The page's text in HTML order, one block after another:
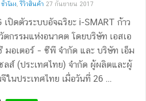
วโมง,รีวิวสินค้า 27 กันยายน 2017
เปิดตัวระบบอัจฉริยะ i-SMART ก้าว
ตกรรมแห่งอนาคต โดยบริษัท เอสเอ
มอเตอร์ – ซีพี จำกัด และ บริษัท เอ็ม
ลส์ (ประเทศไทย) จำกัด ผู้ผลิตและผู้
ในประเทศไทย เมื่อวันที่ 26 ...